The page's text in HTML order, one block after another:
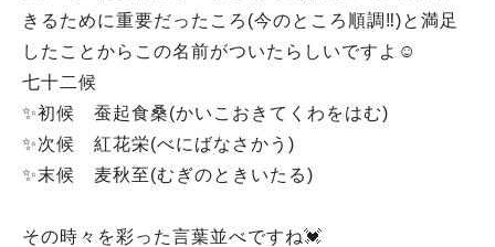
きるために重要だったころ(今のところ順調‼️)と満足
したことからこの名前がついたらしいですよ☺️
七十二候
✨️初候 蚕起食桑(かいこおきてくわをはむ)
✨️次候 紅花栄(べにばなさかう)
✨️末候 麦秋至(むぎのときいたる)
その時々を彩った言葉並べですね💓